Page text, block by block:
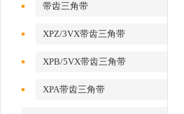
带齿三角带
XPZ/3VX带齿三角带
XPB/5VX带齿三角带
XPA带齿三角带